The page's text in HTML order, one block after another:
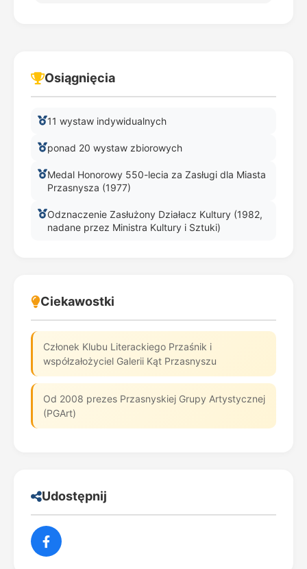
Osiągnięcia
11 wystaw indywidualnych
ponad 20 wystaw zbiorowych
Medal Honorowy 550-lecia za Zasługi dla Miasta
Przasnysza (1977)
Odznaczenie Zasłużony Działacz Kultury (1982,
nadane przez Ministra Kultury i Sztuki)
Ciekawostki
Członek Klubu Literackiego Przaśnik i
współzałożyciel Galerii Kąt Przasnyszu
Od 2008 prezes Przasnyskiej Grupy Artystycznej
(PGArt)
Udostępnij